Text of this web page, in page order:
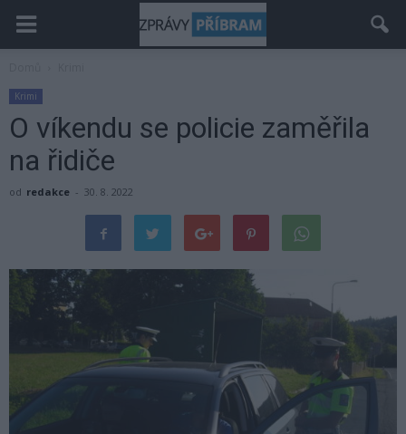
Krimi
O víkendu se policie zaměřila
na řidiče
od redakce - 30. 8. 2022